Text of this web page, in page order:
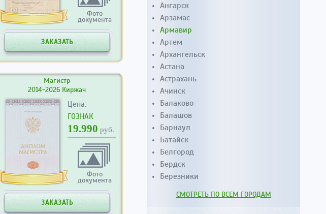
Фото
документа
ЗАКАЗАТЬ
Магистр
2014-2026 Киржач
Цена:
ГОЗНАК
19.990 руб.
Фото
документа
ЗАКАЗАТЬ
Ангарск
Арзамас
Армавир
Артем
Архангельск
Астана
Астрахань
Ачинск
Балаково
Балашов
Барнаул
Батайск
Белгород
Бердск
Березники
СМОТРЕТЬ ПО ВСЕМ ГОРОДАМ